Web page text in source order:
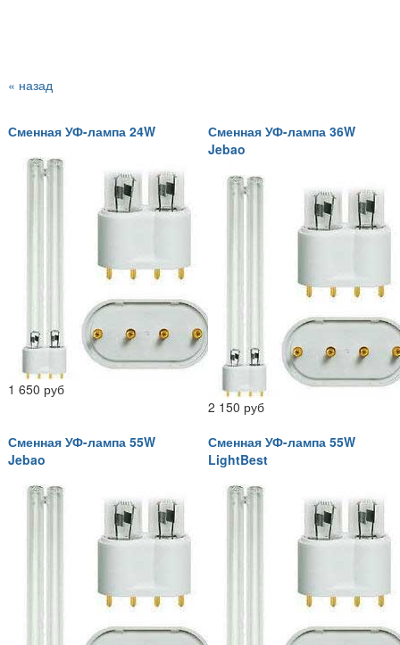
« назад
Сменная УФ-лампа 24W
1 650 руб
Сменная УФ-лампа 36W
Jebao
2 150 руб
Сменная УФ-лампа 55W
Jebao
Сменная УФ-лампа 55W
LightBest